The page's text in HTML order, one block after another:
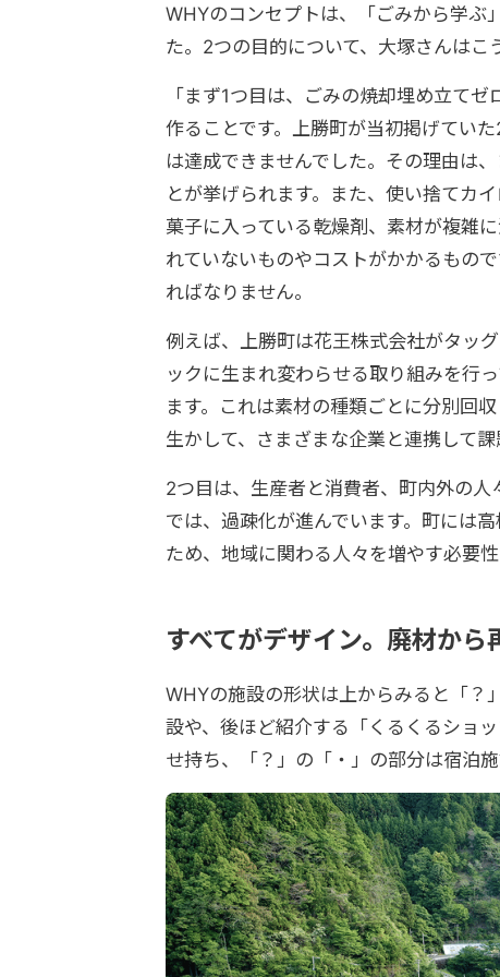
WHYのコンセプトは、「ごみから学ぶ
た。2つの目的について、大塚さんはこ
「まず1つ目は、ごみの焼却埋め立て
作ることです。上勝町が当初掲げてい
は達成できませんでした。その理由は
とが挙げられます。また、使い捨てカ
菓子に入っている乾燥剤、素材が複雑
れていないものやコストがかかるもの
ればなりません。
例えば、上勝町は花王株式会社がタッ
ックに生まれ変わらせる取り組みを行
ます。これは素材の種類ごとに分別回
生かして、さまざまな企業と連携して
2つ目は、生産者と消費者、町内外の
では、過疎化が進んでいます。町には
ため、地域に関わる人々を増やす必要性
すべてがデザイン。廃材から
WHYの施設の形状は上からみると「？
設や、後ほど紹介する「くるくるショ
せ持ち、「？」の「・」の部分は宿泊